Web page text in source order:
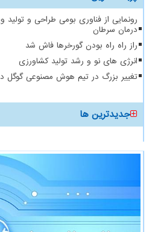
رونمایی از فناوری بومی طراحی و
درمان سرطان
راز راه راه بودن گورخرها فاش شد
انرژی های نو و رشد تولید کشاورزی
تغییر بزرگ در تیم هوش مصنوعی
جدیدترین ها